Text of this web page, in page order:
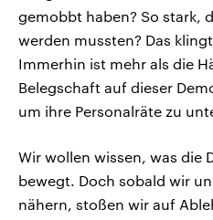
gemobbt haben? So stark,
werden mussten? Das
Immerhin ist mehr als die
Belegschaft auf dieser
um ihre Personalräte zu
Wir wollen wissen, was die
bewegt. Doch sobald wir
nähern, stoßen wir auf